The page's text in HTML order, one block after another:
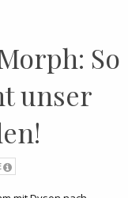
So
unser